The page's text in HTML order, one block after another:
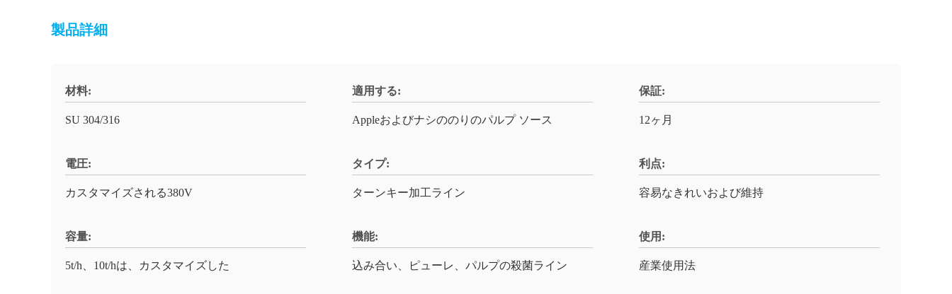
製品詳細
材料:
SU 304/316
適用する:
Appleおよびナシののりのパルプ ソース
保証:
12ヶ月
電圧:
カスタマイズされる380V
タイプ:
ターンキー加工ライン
利点:
容易なきれいおよび維持
容量:
5t/h、10t/hは、カスタマイズした
機能:
込み合い、ピューレ、パルプの殺菌ライン
使用:
産業使用法